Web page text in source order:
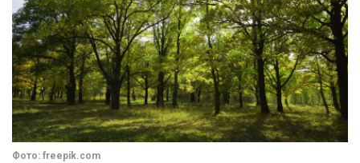
Фото: freepik.com